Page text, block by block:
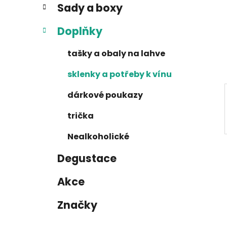
n
n
í
i
Sady a boxy
Doplňky
tašky a obaly na lahve
sklenky a potřeby k vínu
dárkové poukazy
trička
Nealkoholické
Degustace
Akce
Značky